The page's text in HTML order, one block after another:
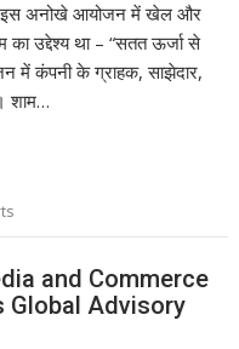
इस अनोखे आयोजन में खेल और
उद्देश्य था – “सतत ऊर्जा से
में कंपनी के ग्राहक, साझेदार,
शाम…
and Commerce
Global Advisory